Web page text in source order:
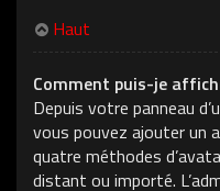
Haut
Comment puis-je
Depuis votre panneau
vous pouvez ajouter un
quatre méthodes
distant ou importé.